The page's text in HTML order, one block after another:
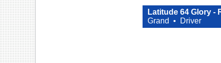
Latitude 64 Glory -
Grand •
Driver